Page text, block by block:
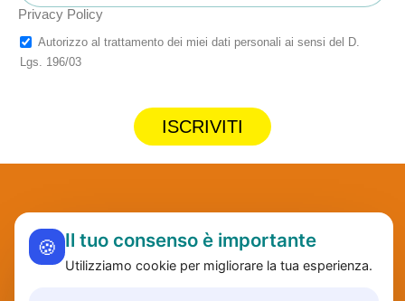
Privacy Policy
Autorizzo al trattamento dei miei dati personali ai sensi del D.
Lgs. 196/03
ISCRIVITI
🍪 Il tuo consenso è importante
Utilizziamo cookie per migliorare la tua esperienza.